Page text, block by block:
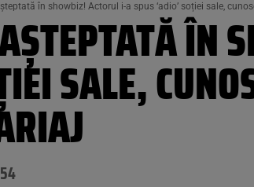
în showbiz! Actorul i-a spus ‘adio’ soției sale,
ÎN
SALE,